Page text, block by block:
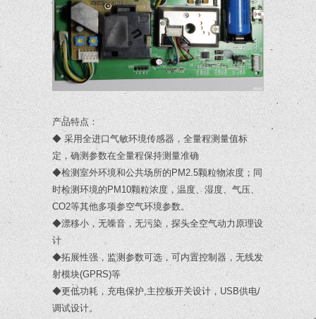
产品特点：
◆ 采用全进口气敏环境传感器，全量程测量值标
定，确测参数在全量程保持测量准确
◆检测室外环境和公共场所的PM2.5颗粒物浓度；同
时检测环境的PM10颗粒浓度，温度、湿度、气压、
CO2等其他多项参空气环境参数。
◆漂移小，无噪音，无污染，探头全空气动力原理设
计
◆拓展性强，监测参数可选，可内置控制器，无线发
射模块(GPRS)等
◆更低功耗，充电保护,主控板开关设计，USB供电/
调试设计。